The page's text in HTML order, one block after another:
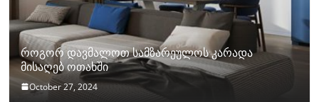
როგორ დავმალოთ სამზარეულოს კარადა
მისაღებ ოთახში
October 27, 2024